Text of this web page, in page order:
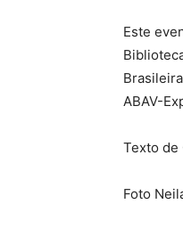
Este
ABAV-
Texto de
Foto